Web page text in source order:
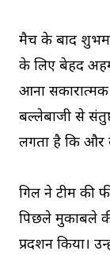
मैच के बाद
के लिए बेहद
आना
बल्लेबाजी से
लगता है कि और
गिल ने टीम की
पिछले मुकाबले
प्रदर्शन किया।